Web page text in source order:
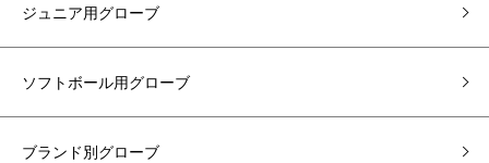
ジュニア用グローブ
ソフトボール用グローブ
ブランド別グローブ